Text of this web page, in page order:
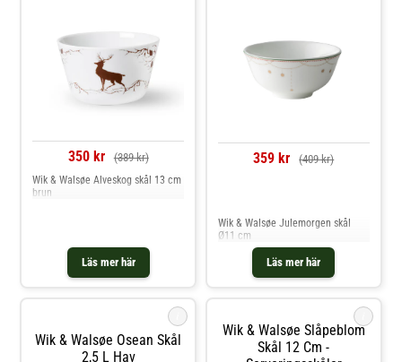
350 kr (389 kr)
Läs mer här
Wik & Walsøe Alveskog skål 13 cm
brun
359 kr (409 kr)
Läs mer här
Wik & Walsøe Julemorgen skål
Ø11 cm
Wik & Walsøe Osean Skål
2,5 L Hav
Wik & Walsøe Slåpeblom
Skål 12 Cm -